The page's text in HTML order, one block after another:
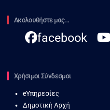
Ακολουθήστε μας...
facebook
Χρήσιμοι Σύνδεσμοι
eΥπηρεσίες
Δημοτική Αρχή